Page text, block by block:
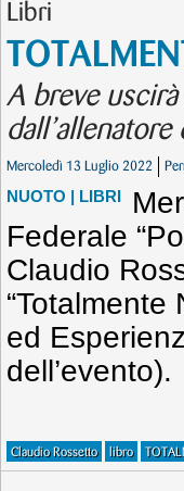
Libri
A breve
Mercoledì 13 Luglio 2022
NUOTO | LIBRI
Federale
Claudio
“Totalmente
ed
dell’evento).
Claudio Rossetto libro